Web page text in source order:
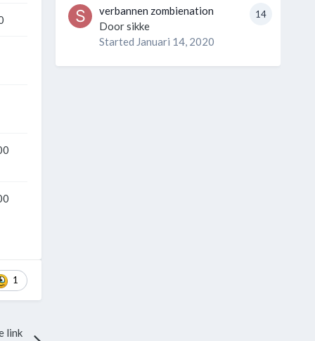
1
link
14
verbannen zombienation
Doorsikke
Started Januari 14, 2020